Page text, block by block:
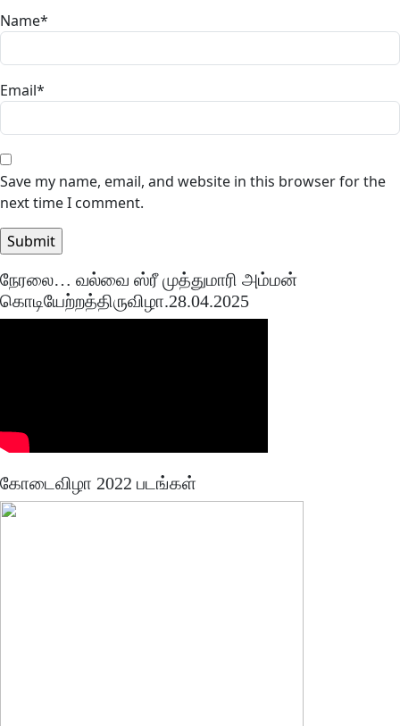
Name*
Email*
Save my name, email, and website in this browser for the
next time I comment.
நேரலை… வல்வை ஸ்ரீ முத்துமாரி அம்மன்
கொடியேற்றத்திருவிழா.28.04.2025
கோடைவிழா 2022 படங்கள்